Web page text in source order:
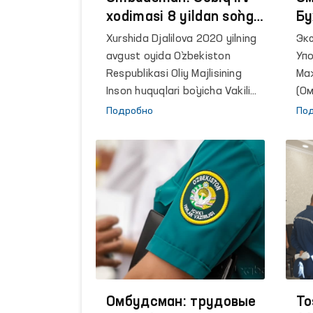
xodimasi 8 yildan so`ng
lavozimiga tiklandi
Xurshida Djalilova 2020 yilning
avgust oyida O`zbekiston
Respublikasi Oliy Majlisining
Inson huquqlari bo`yicha Vakili
(ombudsman)ga murojaat qilib,
bildirgan edi.
Подробно
Омбудсман: трудовые